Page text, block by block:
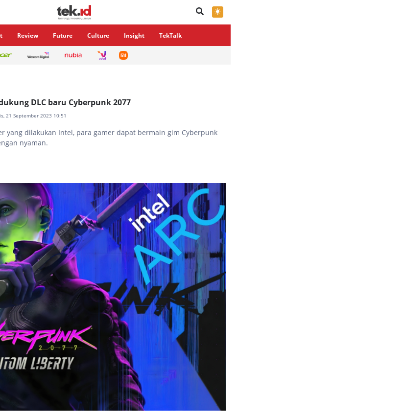
×
Review Future Culture Insight TekTalk
DLC baru Cyberpunk 2077
21 September 2023 10:51
yang dilakukan Intel, para gamer dapat bermain gim Cyberpunk
nyaman.